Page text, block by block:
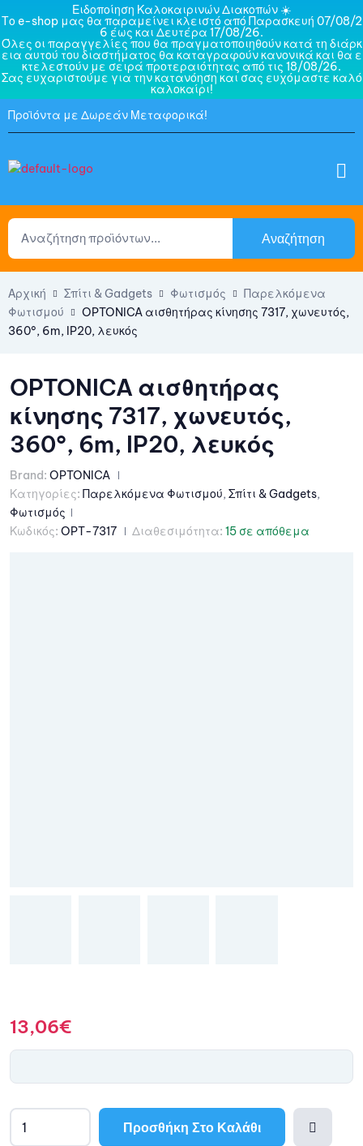
Ειδοποίηση Καλοκαιρινών Διακοπών ☀️
Το e-shop μας θα παραμείνει κλειστό από Παρασκευή 07/08/2
6 έως και Δευτέρα 17/08/26.
Όλες οι παραγγελίες που θα πραγματοποιηθούν κατά τη διάρκ
εια αυτού του διαστήματος θα καταγραφούν κανονικά και θα ε
κτελεστούν με σειρά προτεραιότητας από τις 18/08/26.
Σας ευχαριστούμε για την κατανόηση και σας ευχόμαστε καλό
καλοκαίρι!
Προϊόντα με Δωρεάν Μεταφορικά!
Αναζήτηση
Αρχική Σπίτι & Gadgets Φωτισμός
Παρελκόμενα
Φωτισμού
OPTONICA αισθητήρας κίνησης 7317, χωνευτός,
360°, 6m, IP20, λευκός
OPTONICA αισθητήρας
κίνησης 7317, χωνευτός,
360°, 6m, IP20, λευκός
Brand: OPTONICA
Κατηγορίες: Παρελκόμενα Φωτισμού, Σπίτι & Gadgets,
Φωτισμός
Κωδικός: OPT-7317 Διαθεσιμότητα: 15 σε απόθεμα
13,06€
Προσθήκη Στο Καλάθι